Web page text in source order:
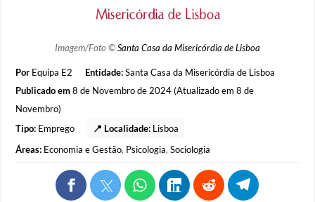
Imagem/Foto ©Santa Casa da Misericórdia de Lisboa
Por Equipa E2 Entidade:Santa Casa da Misericórdia de Lisboa
Publicado em8 de Novembro de 2024 (Atualizado em 8 de
Novembro)
Tipo: Emprego 📍 Localidade: Lisboa
Áreas: Economia e Gestão, Psicologia,Sociologia